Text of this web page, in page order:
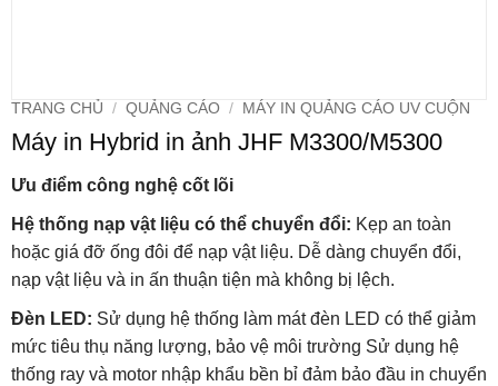
TRANG CHỦ / QUẢNG CÁO / MÁY IN QUẢNG CÁO UV CUỘN
Máy in Hybrid in ảnh JHF M3300/M5300
Ưu điểm công nghệ cốt lõi
Hệ thống nạp vật liệu có thể chuyển đổi: Kẹp an toàn
hoặc giá đỡ ống đôi để nạp vật liệu. Dễ dàng chuyển đổi,
nạp vật liệu và in ấn thuận tiện mà không bị lệch.
Đèn LED: Sử dụng hệ thống làm mát đèn LED có thể giảm
mức tiêu thụ năng lượng, bảo vệ môi trường Sử dụng hệ
thống ray và motor nhập khẩu bền bỉ đảm bảo đầu in chuyển